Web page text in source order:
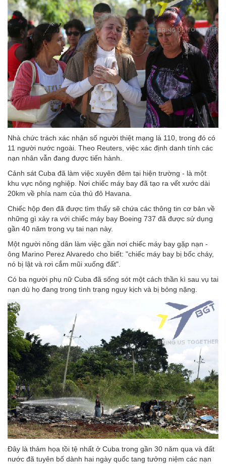
Nhà chức trách xác nhận số người thiệt mạng là 110, trong đó có
11 người nước ngoài. Theo Reuters, việc xác định danh tính các
nạn nhân vẫn đang được tiến hành.
Cảnh sát Cuba đã làm việc xuyên đêm tại hiện trường - là một
khu vực nông nghiệp. Nơi chiếc máy bay đã tạo ra vết xước dài
20km về phía nam của thủ đô Havana.
Chiếc hộp đen đã được tìm thấy sẽ chứa các thông tin cơ bản về
những gì xảy ra với chiếc máy bay Boeing 737 đã được sử dụng
gần 40 năm trong vụ tai nạn này.
Một người nông dân làm việc gần nơi chiếc máy bay gặp nạn -
ông Marino Perez Alvaredo cho biết: "chiếc máy bay bị bốc cháy,
nó bị lật và rơi cắm mũi xuống đất".
Có ba người phụ nữ Cuba đã sống sót một cách thần kì sau vụ tai
nạn dù họ đang trong tình trạng nguy kịch và bị bỏng nặng.
Đây là thảm họa tồi tệ nhất ở Cuba trong gần 30 năm qua và đất
nước đã tuyên bố dành hai ngày quốc tang tưởng niệm các nạn